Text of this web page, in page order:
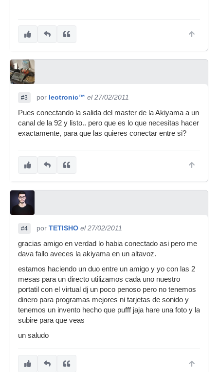
#3 por leotronic™ el 27/02/2011
Pues conectando la salida del master de la Akiyama a un
canal de la 92 y listo.. pero que es lo que necesitas hacer
exactamente, para que las quieres conectar entre si?
#4 por TETISHO el 27/02/2011
gracias amigo en verdad lo habia conectado asi pero me
dava fallo aveces la akiyama en un altavoz.
estamos haciendo un duo entre un amigo y yo con las 2
mesas para un directo utilizamos cada uno nuestro
portatil con el virtual dj un poco penoso pero no tenemos
dinero para programas mejores ni tarjetas de sonido y
tenemos un invento hecho que pufff jaja hare una foto y la
subire para que veas
un saludo